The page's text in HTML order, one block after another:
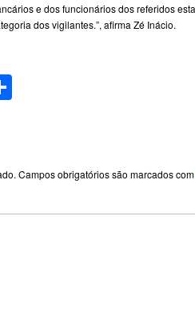
e dos funcionários dos referidos
dos vigilantes.”, afirma Zé Inácio.
Campos obrigatórios são marcados com